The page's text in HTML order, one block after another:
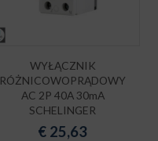
WYŁĄCZNIK
RÓŻNICOWOPRĄDOWY
AC 2P 40A 30mA
SCHELINGER
€ 25,63